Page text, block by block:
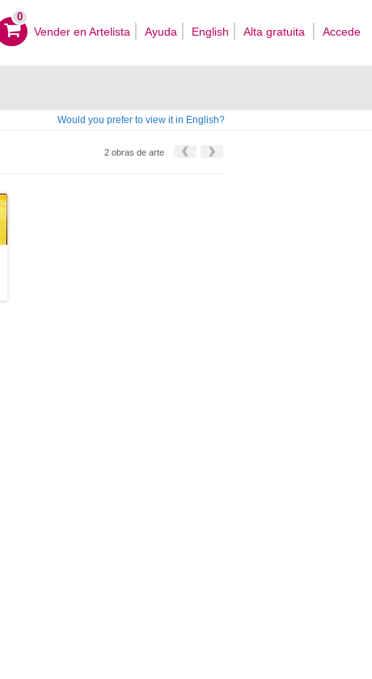
0
Vender en Artelista Ayuda English Alta gratuita Accede
Would you prefer to view it in English?
2 obras de arte